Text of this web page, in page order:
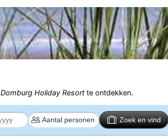
Domburg Holiday Resortte ontdekken.
Zoek en vind